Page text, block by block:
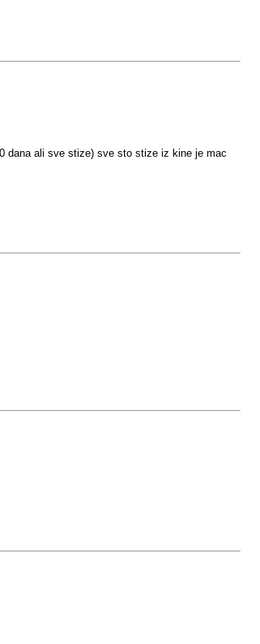
dana ali sve stize) sve sto stize iz kine je mac